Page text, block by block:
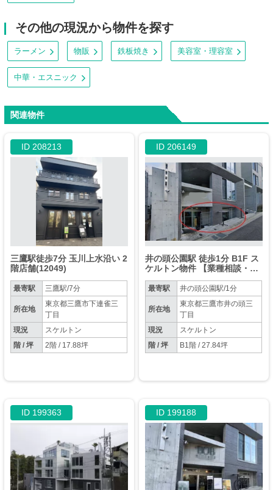
その他の現況から物件を探す
ラーメン 物販 鉄板焼き 美容室・理容室
中華・エスニック
関連物件
ID 208213
三鷹駅徒歩7分 玉川上水沿い 2
階店舗(12049)
最寄駅 三鷹駅/7分
所在地
東京都三鷹市下連雀三
丁目
現況
スケルトン
階 / 坪
2階 / 17.88坪
ID 206149
井の頭公園駅 徒歩1分 B1F ス
ケルトン物件 【業種相談・重
最寄駅 井の頭公園駅/1分
所在地
東京都三鷹市井の頭三
丁目
現況
スケルトン
階 / 坪
B1階 / 27.84坪
ID 199363 ID 199188